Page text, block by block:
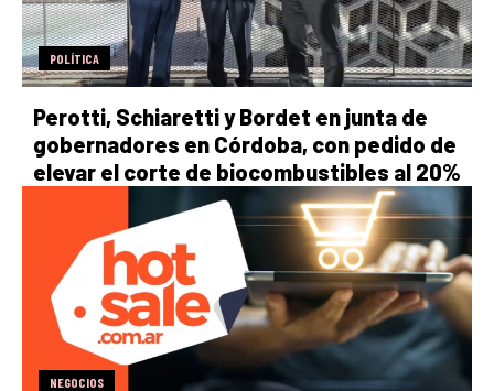
POLÍTICA
Perotti, Schiaretti y Bordet en junta de
gobernadores en Córdoba, con pedido de
elevar el corte de biocombustibles al 20%
NEGOCIOS